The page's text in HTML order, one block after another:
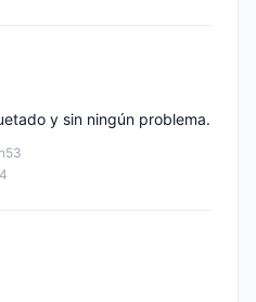
y sin ningún problema.